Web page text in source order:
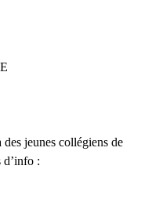
jeunes collégiens de
d’info :